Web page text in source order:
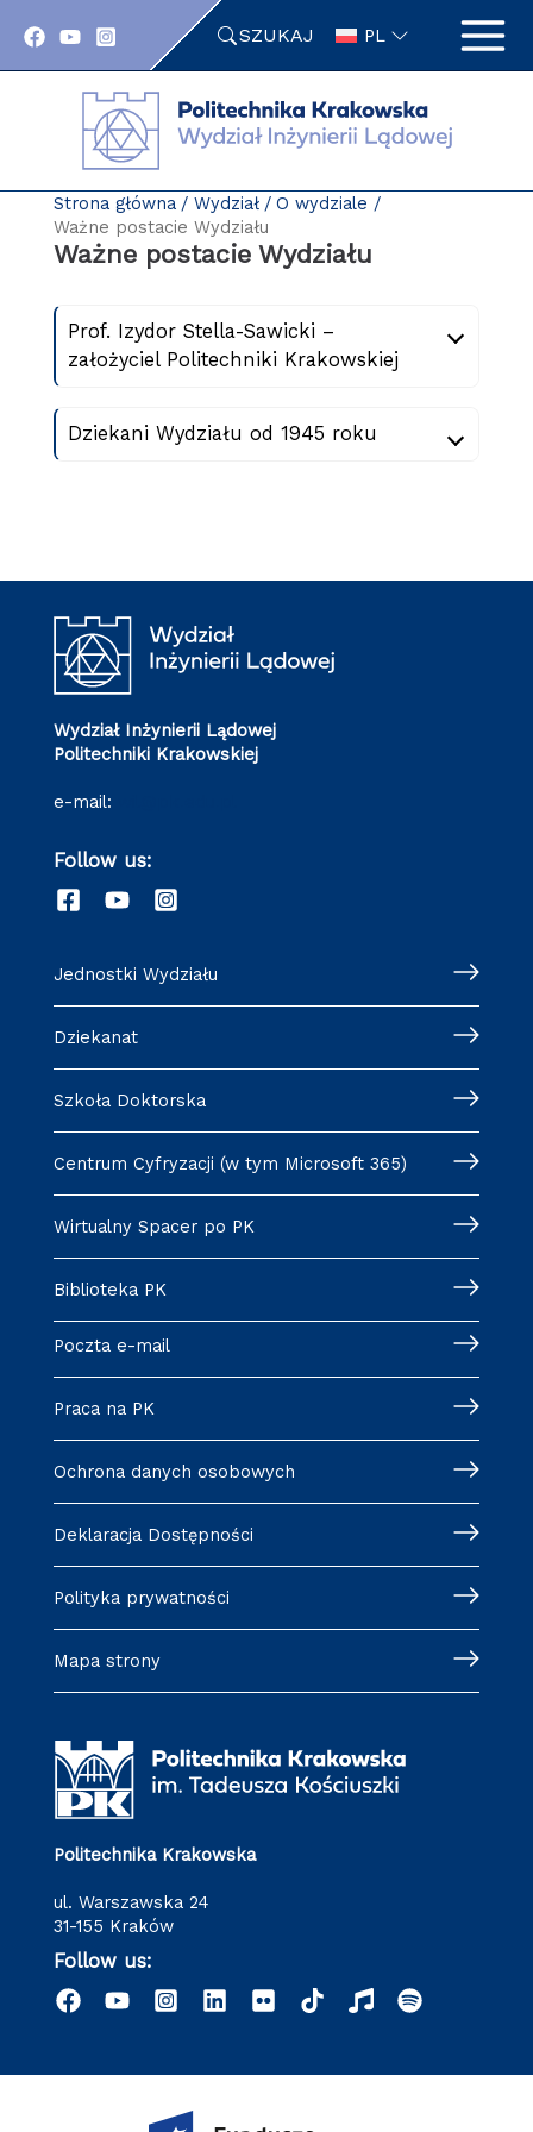
SZUKAJ PL
Strona główna Wydział
O wydziale
Ważne postacie Wydziału
Ważne postacie Wydziału
Prof. Izydor Stella-Sawicki –
założyciel Politechniki Krakowskiej
Dziekani Wydziału od 1945 roku
Wydział Inżynierii Lądowej
Politechniki Krakowskiej
e-mail:
Follow us:
Jednostki Wydziału
Dziekanat
Szkoła Doktorska
Centrum Cyfryzacji (w tym Microsoft 365)
Wirtualny Spacer po PK
Biblioteka PK
Poczta e-mail
Praca na PK
Ochrona danych osobowych
Deklaracja Dostępności
Polityka prywatności
Mapa strony
Politechnika Krakowska
ul. Warszawska 24
31-155 Kraków
Follow us: